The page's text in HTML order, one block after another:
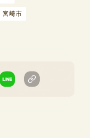
宮崎市